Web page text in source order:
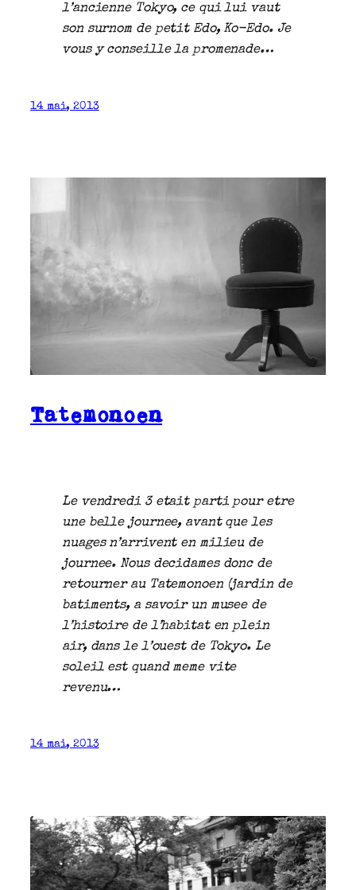
l’ancienne Tokyo, ce qui lui vaut
son surnom de petit Edo, Ko-Edo. Je
vous y conseille la promenade…
14 mai, 2013
Tatemonoen
Le vendredi 3 etait parti pour etre
une belle journee, avant que les
nuages n’arrivent en milieu de
journee. Nous decidames donc de
retourner au Tatemonoen (jardin de
batiments, a savoir un musee de
l’histoire de l’habitat en plein
air, dans le l’ouest de Tokyo. Le
soleil est quand meme vite
revenu…
14 mai, 2013